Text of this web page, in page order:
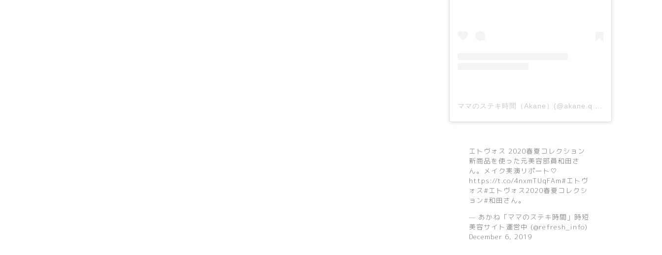
ママのステキ時間（Akane）(@akane.q.n_x.p)がシェアした投稿
エトヴォス 2020春夏コレクション
新商品を使った元美容部員和田さ
ん。メイク実演リポート♡
https://t.co/4nxmTUqFAm#エトヴ
ォス #エトヴォス2020春夏コレクシ
ョン#和田さん。
— あかね「ママのステキ時間」時短
美容サイト運営中 (@refresh_info)
December 6, 2019